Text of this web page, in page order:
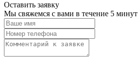
Оставить заявку
Мы свяжемся с вами в течение 5 минут